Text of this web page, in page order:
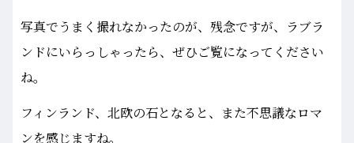
写真でうまく撮れなかったのが、残念ですが、ラブラ
ンドにいらっしゃったら、ぜひご覧になってください
ね。
フィンランド、北欧の石となると、また不思議なロマ
ンを感じますね。